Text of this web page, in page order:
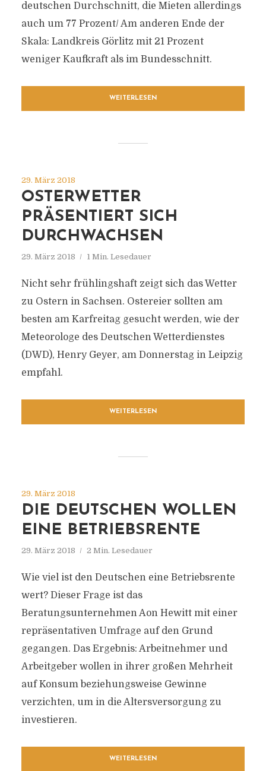
deutschen Durchschnitt, die Mieten allerdings
auch um 77 Prozent/ Am anderen Ende der
Skala: Landkreis Görlitz mit 21 Prozent
weniger Kaufkraft als im Bundesschnitt.
WEITERLESEN
29. März 2018
OSTERWETTER
PRÄSENTIERT SICH
DURCHWACHSEN
29. März 2018 1 Min. Lesedauer
Nicht sehr frühlingshaft zeigt sich das Wetter
zu Ostern in Sachsen. Ostereier sollten am
besten am Karfreitag gesucht werden, wie der
Meteorologe des Deutschen Wetterdienstes
(DWD), Henry Geyer, am Donnerstag in Leipzig
empfahl.
WEITERLESEN
29. März 2018
DIE DEUTSCHEN WOLLEN
EINE BETRIEBSRENTE
29. März 2018 2 Min. Lesedauer
Wie viel ist den Deutschen eine Betriebsrente
wert? Dieser Frage ist das
Beratungsunternehmen Aon Hewitt mit einer
repräsentativen Umfrage auf den Grund
gegangen. Das Ergebnis: Arbeitnehmer und
Arbeitgeber wollen in ihrer großen Mehrheit
auf Konsum beziehungsweise Gewinne
verzichten, um in die Altersversorgung zu
investieren.
WEITERLESEN